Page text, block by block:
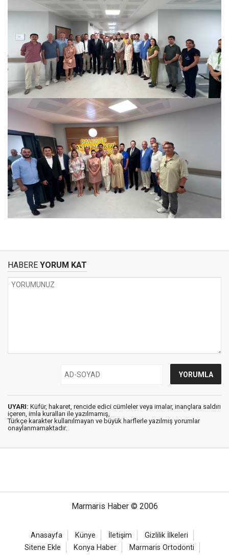
HABERE YORUM KAT
UYARI: Küfür, hakaret, rencide edici cümleler veya imalar, inançlara saldırı
içeren, imla kuralları ile yazılmamış,
Türkçe karakter kullanılmayan ve büyük harflerle yazılmış yorumlar
onaylanmamaktadır.
Marmaris Haber © 2006
Anasayfa Künye İletişim
Gizlilik İlkeleri
Sitene Ekle
Konya Haber Marmaris Ortodonti